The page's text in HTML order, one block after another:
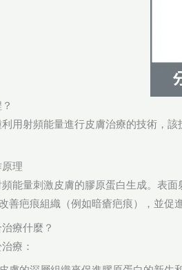
用射頻能量進行皮膚治療的技術，
理
能量刺激皮膚的膠原蛋白生成。表
善疤痕組織（例如暗瘡疤痕），並促
療什麼？
療：